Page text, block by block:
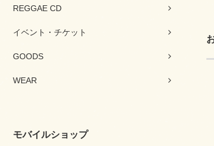
REGGAE CD
イベント・チケット
GOODS
WEAR
モバイルショップ